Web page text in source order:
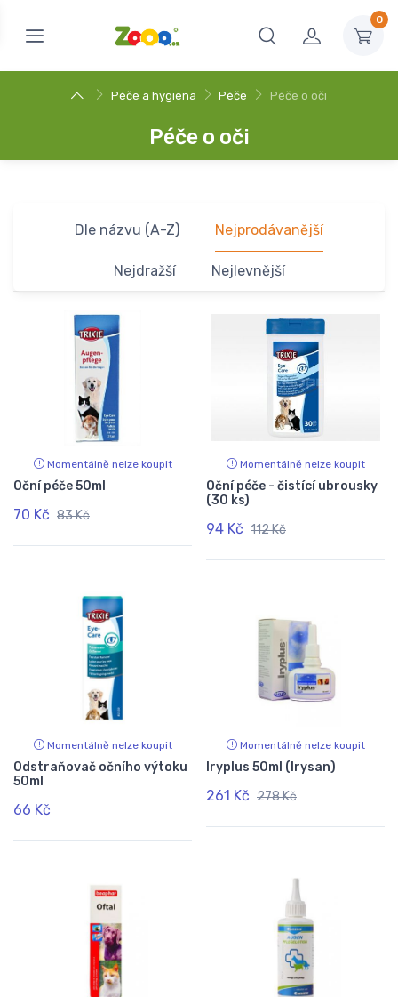
0
Péče a hygiena Péče Péče o oči
Péče o oči
Dle názvu (A-Z) Nejprodávanější
Nejdražší Nejlevnější
Momentálně nelze koupit
Oční péče 50ml
70 Kč 83 Kč
Momentálně nelze koupit
Oční péče - čistící ubrousky
(30 ks)
94 Kč 112 Kč
Momentálně nelze koupit
Odstraňovač očního výtoku
50ml
66 Kč
Momentálně nelze koupit
Iryplus 50ml (Irysan)
261 Kč 278 Kč